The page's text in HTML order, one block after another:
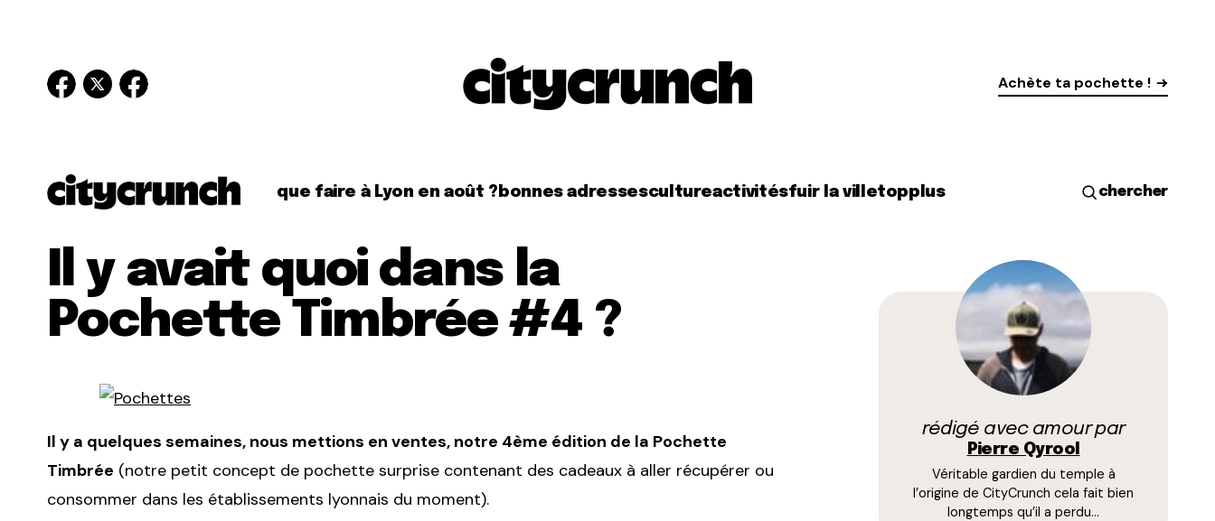
Achète ta pochette !
que faire à Lyon en août ? bonnes adressescultureactivitésfuir la villetopplus chercher
Il y avait quoi dans la
Pochette Timbrée #4 ?
Il y a quelques semaines, nous mettions en ventes, notre 4ème édition de la Pochette
Timbrée (notre petit concept de pochette surprise contenant des cadeaux à aller récupérer ou
consommer dans les établissements lyonnais du moment).
rédigé avec amour par
Pierre Qyrool
Véritable gardien du temple à
l’origine de CityCrunch cela fait bien
longtemps qu’il a perdu…